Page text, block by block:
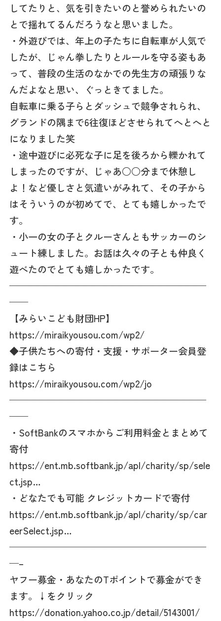
してたりと、気を引きたいのと誉められたいの
とで揺れてるんだろうなと思いました。
・外遊びでは、年上の子たちに自転車が人気で
したが、じゃん拳したりとルールを守る姿もあ
って、普段の生活のなかでの先生方の頑張りな
んだよなと思い、ぐっときてました。
自転車に乗る子らとダッシュで競争されられ、
グランドの隅まで6往復ほどさせられてへとへと
になりました笑
・途中遊びに必死な子に足を後ろから轢かれて
しまったのですが、じゃあ○○分まで休憩し
よ！など優しさと気遣いがみれて、その子から
はそういうのが初めてで、とても嬉しかったで
す。
・小一の女の子とクルーさんともサッカーのシ
ュート練しました。お話は久々の子とも仲良く
遊べたのでとても嬉しかったです。
—————————————————————
——
【みらいこども財団HP】
https://miraikyousou.com/wp2/
◆子供たちへの寄付・支援・サポーター会員登
録はこちら
https://miraikyousou.com/wp2/jo
—————————————————————
——
・SoftBankのスマホからご利用料金とまとめて
寄付
https://ent.mb.softbank.jp/apl/charity/sp/sele
ct.jsp…
・どなたでも可能 クレジットカードで寄付
https://ent.mb.softbank.jp/apl/charity/sp/car
eerSelect.jsp…
—————————————————————
—–
ヤフー募金・あなたのTポイントで募金ができ
ます。↓をクリック
https://donation.yahoo.co.jp/detail/5143001/